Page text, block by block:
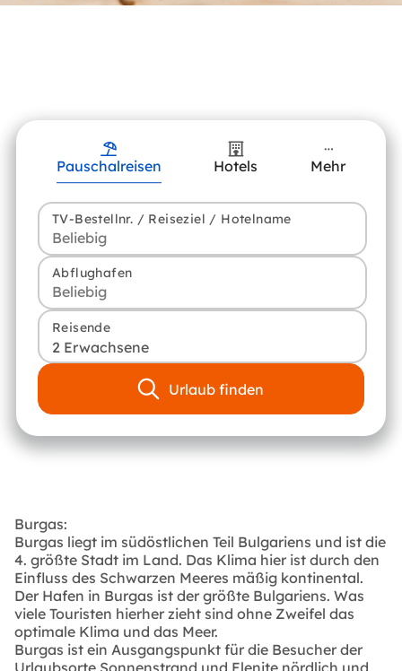
Pauschalreisen Hotels Mehr
TV-Bestellnr. / Reiseziel / Hotelname
Abflughafen
Reisende
2 Erwachsene
Urlaub finden
Burgas:
Burgas liegt im südöstlichen Teil Bulgariens und ist die
4. größte Stadt im Land. Das Klima hier ist durch den
Einfluss des Schwarzen Meeres mäßig kontinental.
Der Hafen in Burgas ist der größte Bulgariens. Was
viele Touristen hierher zieht sind ohne Zweifel das
optimale Klima und das Meer.
Burgas ist ein Ausgangspunkt für die Besucher der